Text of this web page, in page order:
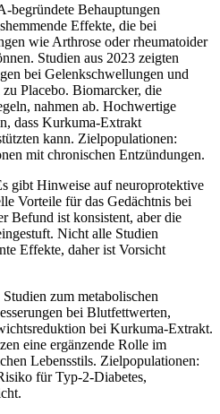
begründete Behauptungen
Effekte, die bei
wie Arthrose oder rheumatoider
Studien aus 2023 zeigten
bei Gelenkschwellungen und
Placebo. Biomarcker, die
nahmen ab. Hochwertige
dass Kurkuma-Extrakt
kann. Zielpopulationen:
mit chronischen Entzündungen.
gibt Hinweise auf neuroprotektive
Vorteile für das Gedächtnis bei
Befund ist konsistent, aber die
Nicht alle Studien
Effekte, daher ist Vorsicht
zum metabolischen
bei Blutfettwerten,
bei Kurkuma-Extrakt.
eine ergänzende Rolle im
Lebensstils. Zielpopulationen:
für Typ-2-Diabetes,